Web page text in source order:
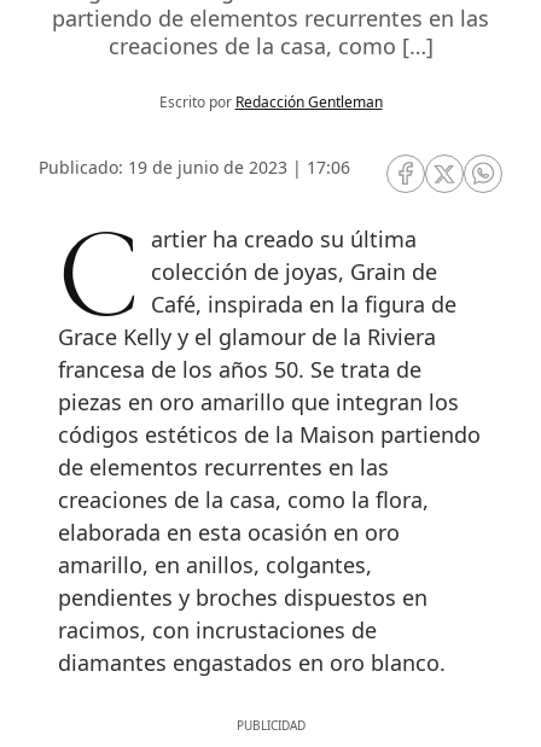
partiendo de elementos recurrentes en las
creaciones de la casa, como […]
Escrito por Redacción Gentleman
Publicado: 19 de junio de 2023 | 17:06
RRSS Facebook
RRSSRRSS
Cartier ha creado su última
colección de joyas, Grain de
Café, inspirada en la figura de
Grace Kelly y el glamour de la Riviera
francesa de los años 50. Se trata de
piezas en oro amarillo que integran los
códigos estéticos de la Maison partiendo
de elementos recurrentes en las
creaciones de la casa, como la flora,
elaborada en esta ocasión en oro
amarillo, en anillos, colgantes,
pendientes y broches dispuestos en
racimos, con incrustaciones de
diamantes engastados en oro blanco.